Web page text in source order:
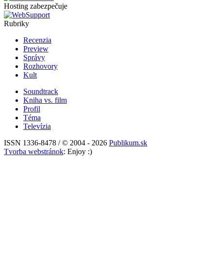
Hosting zabezpečuje
Rubriky
Recenzia
Preview
Správy
Rozhovory
Kult
Soundtrack
Kniha vs. film
Profil
Téma
Televízia
ISSN 1336-8478 / © 2004 - 2026 Publikum.sk
Tvorba webstránok: Enjoy :)